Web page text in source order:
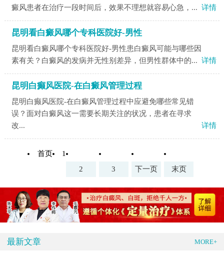
癜风患者在治疗一段时间后，效果不理想就容易心急，... 详情
昆明看白癜风哪个专科医院好-男性
昆明看白癜风哪个专科医院好-男性患白癜风可能与哪些因
素有关？白癜风的发病并无性别差异，但男性群体中的... 详情
昆明白癫风医院-在白癜风管理过程
昆明白癫风医院-在白癜风管理过程中应避免哪些常见错
误？面对白癜风这一需要长期关注的状况，患者在寻求
改...
详情
首页
1
2
3 下一页 末页
最新文章 MORE+